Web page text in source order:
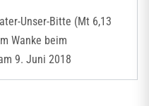
Unser-Bitte (Mt 6,13
Wanke beim
9. Juni 2018